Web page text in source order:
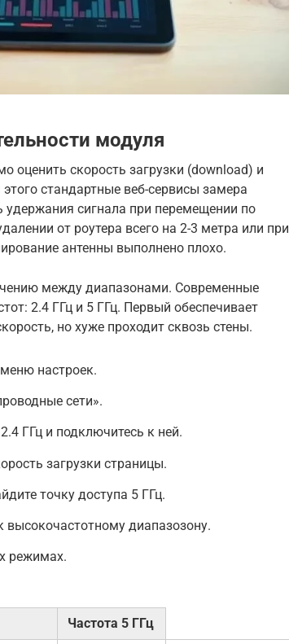
модуля
оценить скорость загрузки (download) и
стандартные веб-сервисы замера
удержания сигнала при перемещении по
от роутера всего на 2-3 метра или при
антенны выполнено плохо.
между диапазонами. Современные
2.4 ГГц и 5 ГГц. Первый обеспечивает
но хуже проходит сквозь стены.
настроек.
сети».
ГГц и подключитесь к ней.
загрузки страницы.
точку доступа 5 ГГц.
высокочастотному диапазозону.
режимах.
Частота 5 ГГц